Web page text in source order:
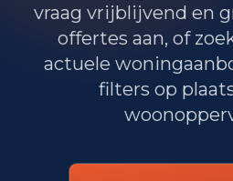
Vervoer, informatie en
Financiele diensten en
Cultuur, recreatie en overige
vraag vrijblijvend en
offertes aan, of
actuele
filters op